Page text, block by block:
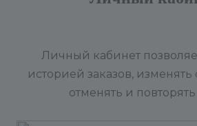
Личный кабинет
историей заказов, изменять
отменять и повторять